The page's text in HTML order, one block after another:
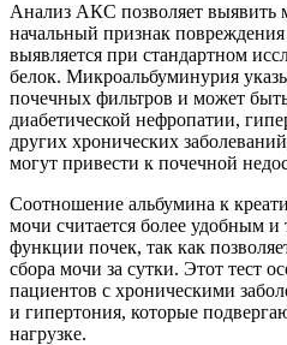
Анализ АКС позволяет
начальный признак
выявляется при стандартном
белок. Микроальбуминурия
почечных фильтров и может
диабетической нефропатии,
других хронических
могут привести к почечной
Соотношение альбумина к
мочи считается более удобным
функции почек, так как
сбора мочи за сутки. Этот тест
пациентов с хроническими
и гипертония, которые
нагрузке.